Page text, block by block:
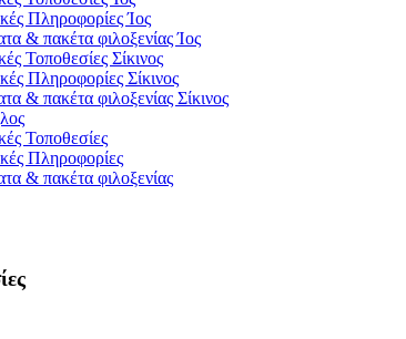
Πληροφορίες Ίος
& πακέτα φιλοξενίας Ίος
Τοποθεσίες Σίκινος
Πληροφορίες Σίκινος
& πακέτα φιλοξενίας Σίκινος
Τοποθεσίες
Πληροφορίες
& πακέτα φιλοξενίας